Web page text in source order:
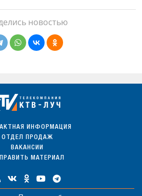
новостью
ИНФОРМАЦИЯ
ОТДЕЛ ПРОДАЖ
ВАКАНСИИ
МАТЕРИАЛ